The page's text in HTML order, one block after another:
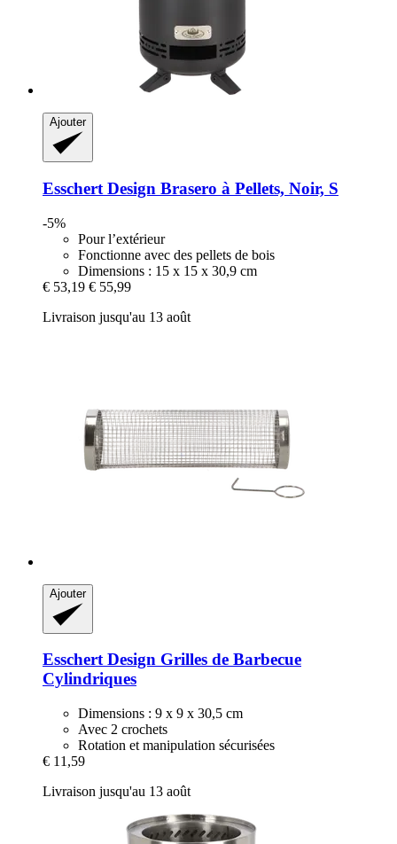
Ajouter
Esschert Design Brasero à Pellets, Noir, S
-5%
Pour l’extérieur
Fonctionne avec des pellets de bois
Dimensions : 15 x 15 x 30,9 cm
€ 53,19 € 55,99
Livraison jusqu'au 13 août
Ajouter
Esschert Design Grilles de Barbecue
Cylindriques
Dimensions : 9 x 9 x 30,5 cm
Avec 2 crochets
Rotation et manipulation sécurisées
€ 11,59
Livraison jusqu'au 13 août